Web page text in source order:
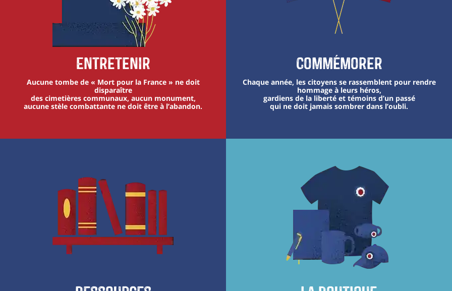
Entretenir
Aucune tombe de « Mort pour la France » ne doit
disparaître
des cimetières communaux, aucun monument,
aucune stèle combattante ne doit être à l’abandon.
Commémorer
Chaque année, les citoyens se rassemblent pour rendre
hommage à leurs héros,
gardiens de la liberté et témoins d’un passé
qui ne doit jamais sombrer dans l’oubli.